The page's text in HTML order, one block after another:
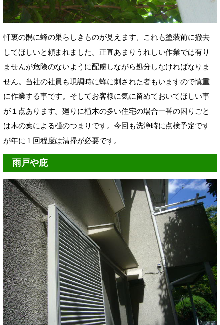
軒裏の隅に蜂の巣らしきものが見えます。これも塗装前に撤去
してほしいと頼まれました。正直あまりうれしい作業では有り
ませんが危険のないように配慮しながら処分しなければなりま
せん。当社の社員も現調時に蜂に刺された者もいますので慎重
に作業する事です。そしてお客様に気に留めておいてほしい事
が１点あります。廻りに植木の多い住宅の場合一番の困りごと
は木の葉による樋のつまりです。今回も洗浄時に点検予定です
が年に１回程度は清掃が必要です。
雨戸や庇